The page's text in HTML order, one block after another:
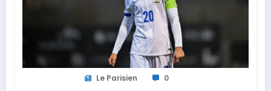
Le Parisien 0